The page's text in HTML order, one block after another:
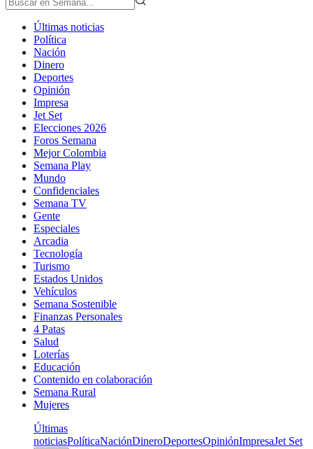
Últimas noticias
Política
Nación
Dinero
Deportes
Opinión
Impresa
Jet Set
Elecciones 2026
Foros Semana
Mejor Colombia
Semana Play
Mundo
Confidenciales
Semana TV
Gente
Especiales
Arcadia
Tecnología
Turismo
Estados Unidos
Vehículos
Semana Sostenible
Finanzas Personales
4 Patas
Salud
Loterías
Educación
Contenido en colaboración
Semana Rural
Mujeres
Últimas
noticiasPolíticaNaciónDineroDeportesOpiniónImpresaJet Set